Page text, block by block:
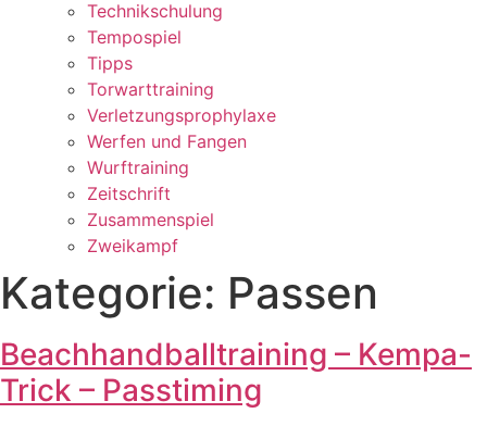
Technikschulung
Tempospiel
Tipps
Torwarttraining
Verletzungsprophylaxe
Werfen und Fangen
Wurftraining
Zeitschrift
Zusammenspiel
Zweikampf
Kategorie: Passen
Beachhandballtraining – Kempa-
Trick – Passtiming